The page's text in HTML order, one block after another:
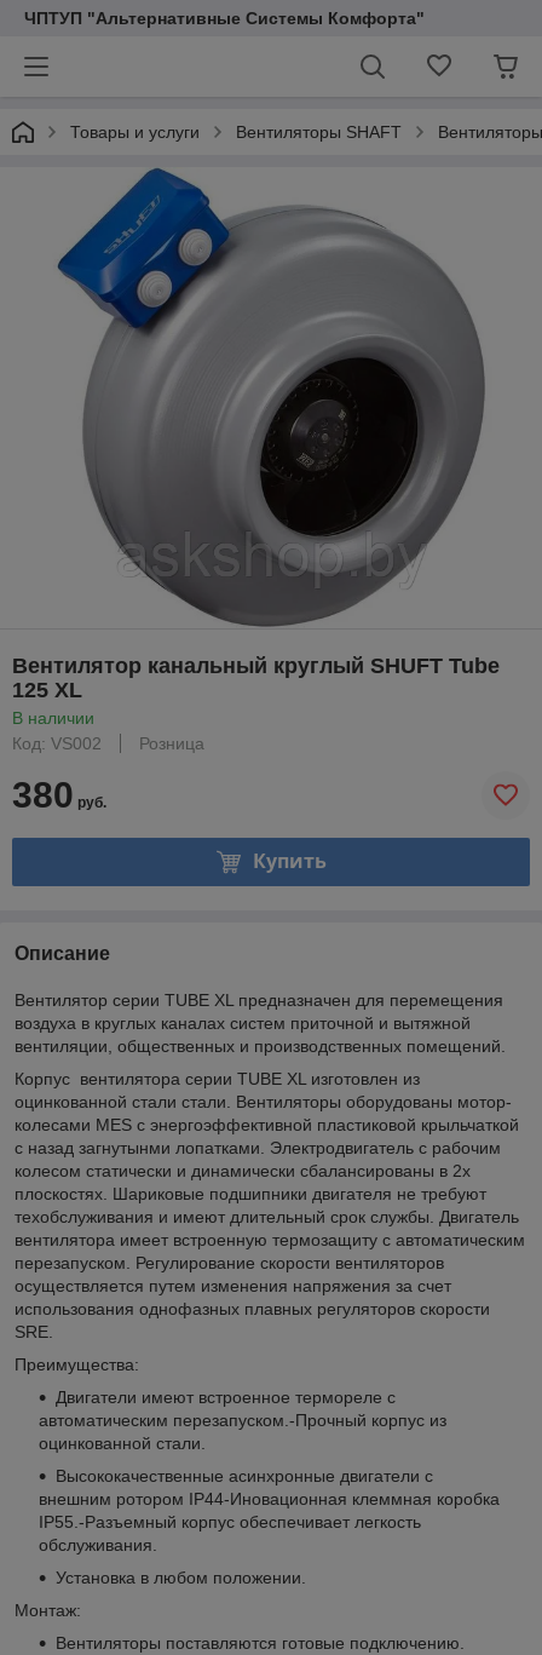
ЧПТУП "Альтернативные Системы Комфорта"
Товары и услуги Вентиляторы SHAFT
Вентилятор канальный круглый SHUFT Tube
125 XL
В наличии
Код: VS002
Розница
380 руб.
Купить
Описание
Вентилятор серии TUBE XL предназначен для перемещения
воздуха в круглых каналах систем приточной и вытяжной
вентиляции, общественных и производственных помещений.
Корпус вентилятора серии TUBE XL изготовлен из
оцинкованной стали стали. Вентиляторы оборудованы мотор-
колесами MES с энергоэффективной пластиковой крыльчаткой
с назад загнутынми лопатками. Электродвигатель с рабочим
колесом статически и динамически сбалансированы в 2х
плоскостях. Шариковые подшипники двигателя не требуют
техобслуживания и имеют длительный срок службы. Двигатель
вентилятора имеет встроенную термозащиту с автоматическим
перезапуском. Регулирование скорости вентиляторов
осуществляется путем изменения напряжения за счет
использования однофазных плавных регуляторов скорости
SRE.
Преимущества:
Двигатели имеют встроенное термореле с
автоматическим перезапуском.-Прочный корпус из
оцинкованной стали.
Высококачественные асинхронные двигатели с
внешним ротором IP44-Иновационная клеммная коробка
IP55.-Разъемный корпус обеспечивает легкость
обслуживания.
Установка в любом положении.
Монтаж:
Вентиляторы поставляются готовые подключению.